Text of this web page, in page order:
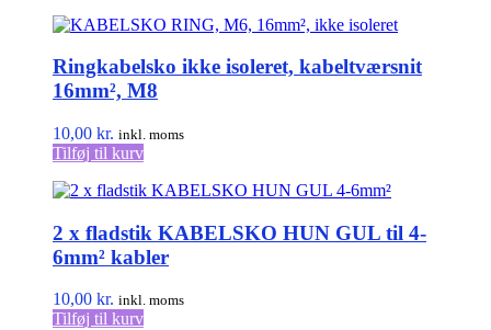
Ringkabelsko ikke isoleret, kabeltværsnit
16mm², M8
10,00 kr. inkl. moms
Tilføj til kurv
2 x fladstik KABELSKO HUN GUL til 4-
6mm² kabler
10,00 kr. inkl. moms
Tilføj til kurv